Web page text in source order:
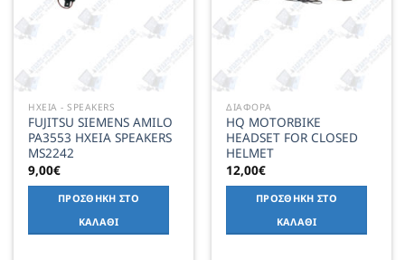
ΗΧΕΙΑ - SPEAKERS
FUJITSU SIEMENS AMILO
PA3553 ΗΧΕΙΑ SPEAKERS
MS2242
9,00€
ΠΡΟΣΘΉΚΗ ΣΤΟ
ΚΑΛΆΘΙ
ΔΙΑΦΟΡΑ
HQ MOTORBIKE
HEADSET FOR CLOSED
HELMET
12,00€
ΠΡΟΣΘΉΚΗ ΣΤΟ
ΚΑΛΆΘΙ